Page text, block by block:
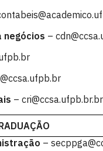
negócios –
– cri@ccsa.ufpb.br.br
–